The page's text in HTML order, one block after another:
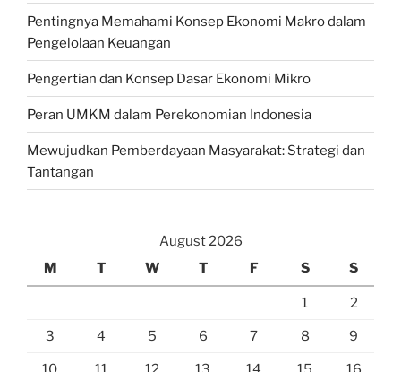
Pentingnya Memahami Konsep Ekonomi Makro dalam
Pengelolaan Keuangan
Pengertian dan Konsep Dasar Ekonomi Mikro
Peran UMKM dalam Perekonomian Indonesia
Mewujudkan Pemberdayaan Masyarakat: Strategi dan
Tantangan
August 2026
M
T W T F S S
1 2
3 4 5 6 7 8 9